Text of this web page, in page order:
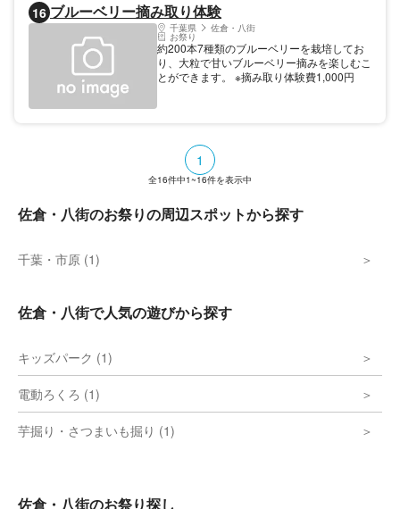
きるほか、さまざまなステージイベントで大
人から子どもまで楽しむことができます。
16 ブルーベリー摘み取り体験
千葉県 佐倉・八街
お祭り
約200本7種類のブルーベリーを栽培してお
り、大粒で甘いブルーベリー摘みを楽しむこ
とができます。 ※摘み取り体験費1,000円
1
全16件中1~16件を表示中
佐倉・八街のお祭りの周辺スポットから探す
千葉・市原 (1)
佐倉・八街で人気の遊びから探す
キッズパーク (1)
電動ろくろ (1)
芋掘り・さつまいも掘り (1)
佐倉・八街のお祭り探し